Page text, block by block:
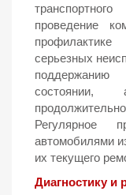
проведение
серьезных
Регулярное
автомобилями
их текущего
Диагностику и